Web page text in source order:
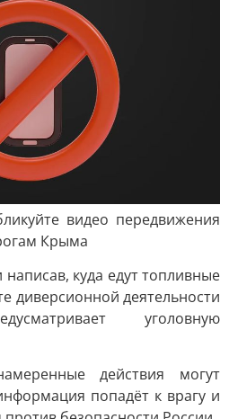
видео передвижения
Крыма
куда едут топливные
диверсионной деятельности
уголовную
действия могут
попадёт к врагу и